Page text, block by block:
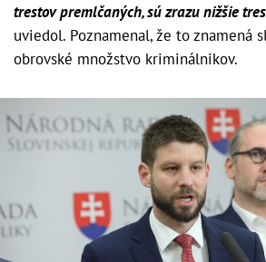
trestov premlčaných, sú zrazu nižšie
uviedol. Poznamenal, že to znamená
obrovské množstvo kriminálnikov.